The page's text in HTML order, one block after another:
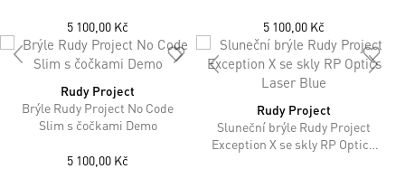
5 100,00 Kč 5 100,00 Kč
Rudy Project
Brýle Rudy Project No Code
Slim s čočkami Demo
5 100,00 Kč
Rudy Project
Sluneční brýle Rudy Project
Exception X se skly RP Optics